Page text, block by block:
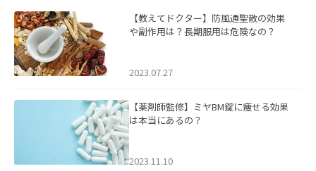
【教えてドクター】防風通聖散の効果
や副作用は？長期服用は危険なの？
2023.07.27
【薬剤師監修】ミヤBM錠に痩せる効果
は本当にあるの？
2023.11.10